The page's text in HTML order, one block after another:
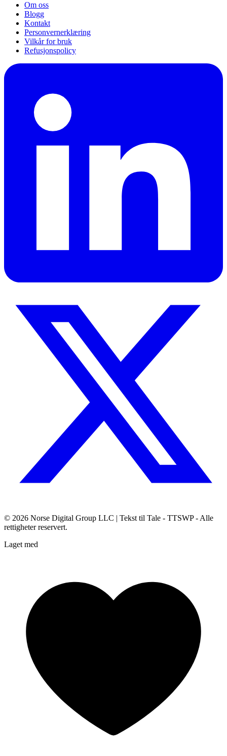
Om oss
Blogg
Kontakt
Personvernerklæring
Vilkår for bruk
Refusjonspolicy
© 2026 Norse Digital Group LLC | Tekst til Tale - TTSWP - Alle
rettigheter reservert.
Laget med